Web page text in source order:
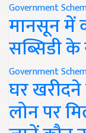
Government
मानसून में
सब्सिडी
Government
घर खरीदने
लोन पर